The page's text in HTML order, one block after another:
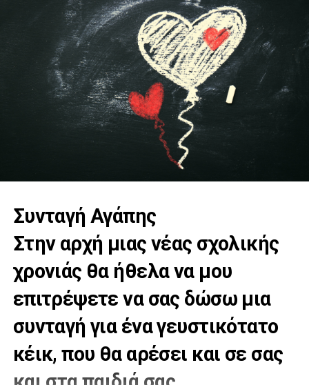
Συνταγή Αγάπης
Στην αρχή μιας νέας σχολικής
χρονιάς θα ήθελα να μου
επιτρέψετε να σας δώσω μια
συνταγή για ένα γευστικότατο
κέικ, που θα αρέσει και σε σας